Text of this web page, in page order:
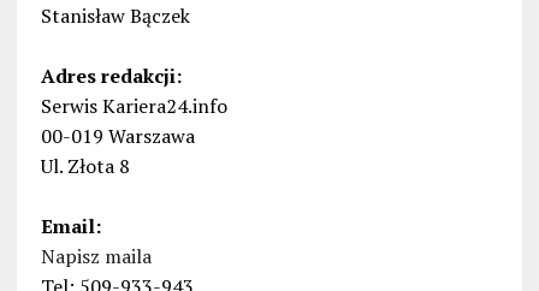
Stanisław Bączek
Adres redakcji:
Serwis Kariera24.info
00-019 Warszawa
Ul. Złota 8
Email:
Napisz maila